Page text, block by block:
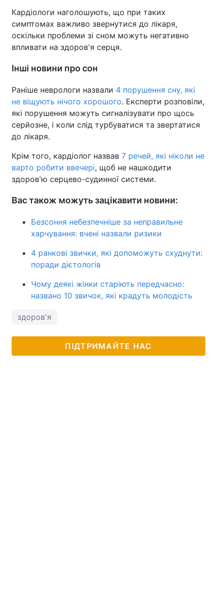
Кардіологи наголошують, що при таких
симптомах важливо звернутися до лікаря,
оскільки проблеми зі сном можуть негативно
впливати на здоров'я серця.
Інші новини про сон
Раніше неврологи назвали 4 порушення сну, які
не віщують нічого хорошого. Експерти розповіли,
які порушення можуть сигналізувати про щось
серйозне, і коли слід турбуватися та звертатися
до лікаря.
Крім того, кардіолог назвав 7 речей, які ніколи не
варто робити ввечері, щоб не нашкодити
здоров'ю серцево-судинної системи.
Вас також можуть зацікавити новини:
Безсоння небезпечніше за неправильне
харчування: вчені назвали ризики
4 ранкові звички, які допоможуть схуднути:
поради дієтологів
Чому деякі жінки старіють передчасно:
названо 10 звичок, які крадуть молодість
здоров'я
ПІДТРИМАЙТЕ НАС